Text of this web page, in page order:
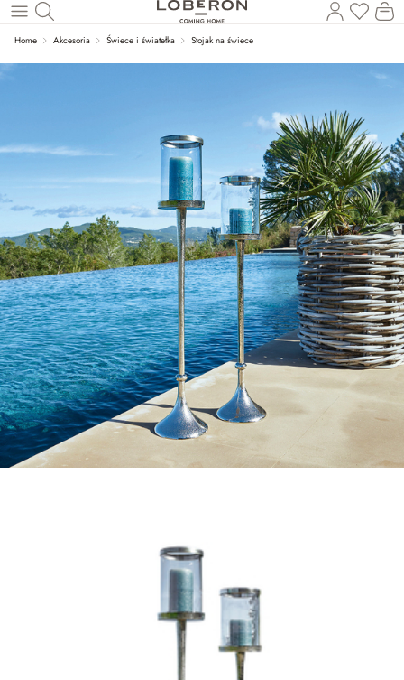
Wróć do wątku głównego
Masz
Home Akcesoria Świece i światełka Stojak na świece